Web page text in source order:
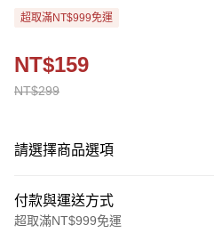
超取滿NT$999免運
NT$299
NT$159
請選擇商品選項
付款與運送方式
超取滿NT$999免運